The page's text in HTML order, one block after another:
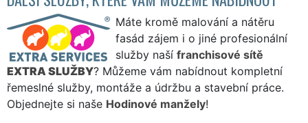
Máte kromě malování a nátěru
fasád zájem i o jiné profesionální
služby naší franchisové sítě
EXTRA SLUŽBY? Můžeme vám nabídnout kompletní
řemeslné služby, montáže a údržbu a stavební práce.
Objednejte si naše Hodinové manžely!